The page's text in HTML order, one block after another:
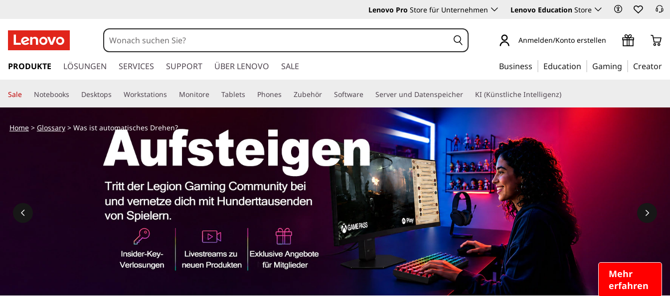
Lenovo Pro Store für Unternehmen Lenovo Education Store
u
a
u
t
Anmelden/Konto erstellen
PRODUKTE LÖSUNGEN SERVICES SUPPORT ÜBER LENOVO SALE Business Education Gaming Creator
Sale Notebooks Desktops Workstations Monitore Tablets Phones Zubehör Software Server und Datenspeicher KI (Künstliche Intelligenz)
Mehr
erfahren
Home> Glossary> Was ist automatisches Drehen?